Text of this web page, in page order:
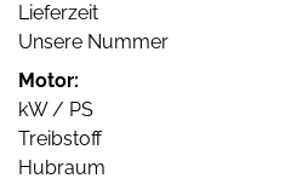
Lieferzeit
Unsere Nummer
Motor:
kW / PS
Treibstoff
Hubraum